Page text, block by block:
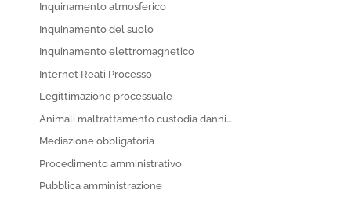
Inquinamento atmosferico
Inquinamento del suolo
Inquinamento elettromagnetico
Internet Reati Processo
Legittimazione processuale
Animali maltrattamento custodia danni…
Mediazione obbligatoria
Procedimento amministrativo
Pubblica amministrazione